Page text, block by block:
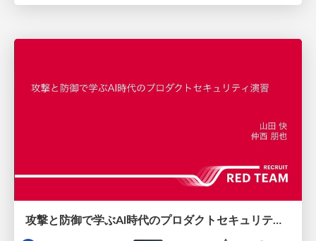
攻撃と防御で学ぶAI時代のプロダクトセキュリティ演習